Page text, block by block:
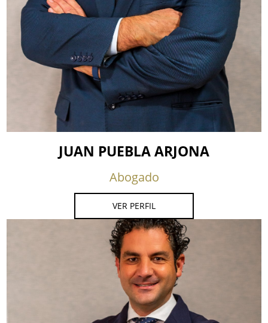
JUAN PUEBLA ARJONA
Abogado
VER PERFIL